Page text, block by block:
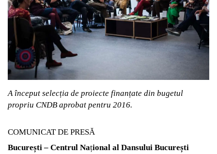
A început selecția de proiecte finanțate din bugetul
propriu CNDB aprobat pentru 2016.
COMUNICAT DE PRESĂ
București – Centrul Național al Dansului București